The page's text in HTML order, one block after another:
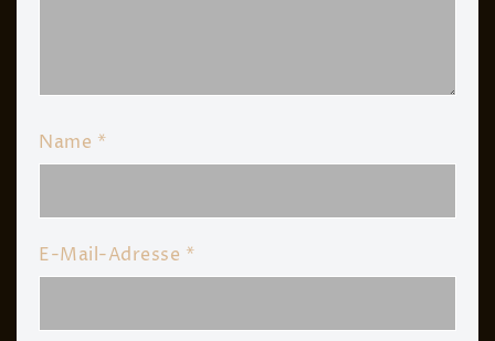
Name *
E-Mail-Adresse *